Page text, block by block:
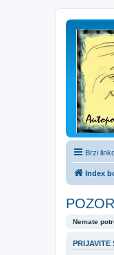
Brzi
Index
Nemate
PRIJAVITE